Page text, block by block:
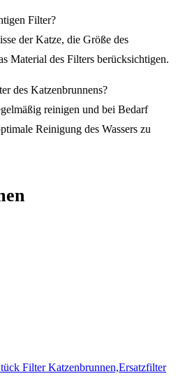
Filter?
der Katze, die Größe des
Material des Filters berücksichtigen.
des Katzenbrunnens?
reinigen und bei Bedarf
Reinigung des Wassers zu